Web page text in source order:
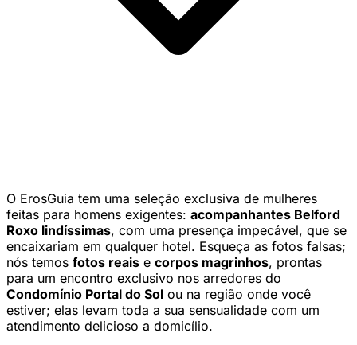
O ErosGuia tem uma seleção exclusiva de mulheres
feitas para homens exigentes: acompanhantes Belford
Roxo lindíssimas, com uma presença impecável, que se
encaixariam em qualquer hotel. Esqueça as fotos falsas;
nós temos fotos reais e corpos magrinhos, prontas
para um encontro exclusivo nos arredores do
Condomínio Portal do Sol ou na região onde você
estiver; elas levam toda a sua sensualidade com um
atendimento delicioso a domicílio.